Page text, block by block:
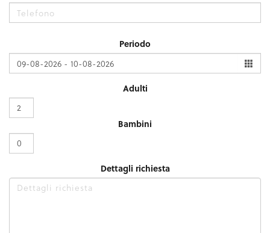
Periodo
Adulti
Bambini
Dettagli richiesta